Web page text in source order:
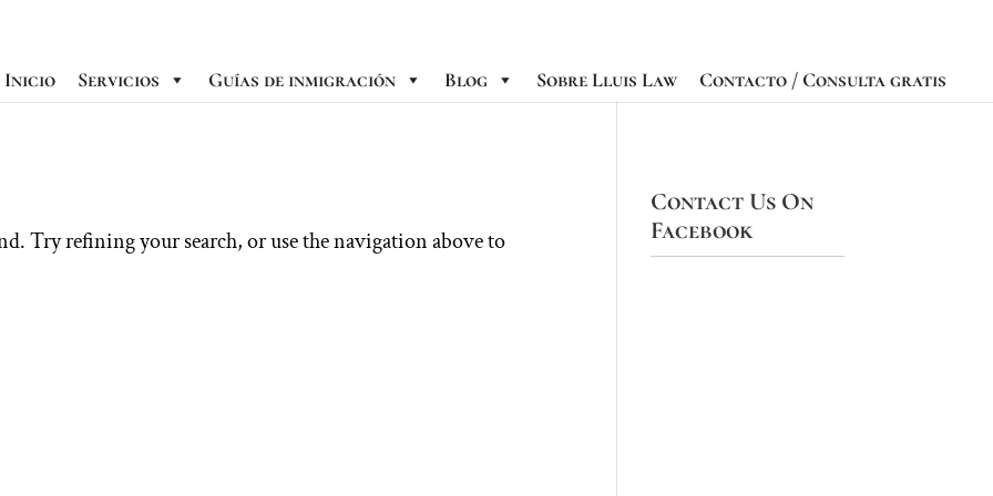
Inicio Servicios Guías de inmigración Blog Sobre Lluis Law Contacto / Consulta gratis
Try refining your search, or use the navigation above to
Contact Us On
Facebook